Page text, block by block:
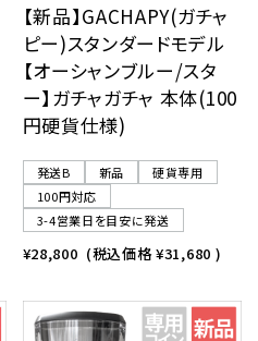
【新品】GACHAPY(ガチャ
ピー)スタンダードモデル
【オーシャンブルー/スタ
ー】ガチャガチャ 本体(100
円硬貨仕様)
発送B 新品
硬貨専用
100円対応
3-4営業日を目安に発送
¥28,800 (税込価格¥31,680 )